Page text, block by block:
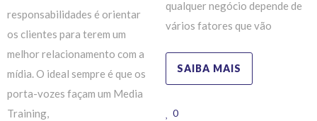
responsabilidades é orientar
os clientes para terem um
melhor relacionamento com a
mídia. O ideal sempre é que os
porta-vozes façam um Media
Training,
qualquer negócio depende de
vários fatores que vão
SAIBA MAIS
0